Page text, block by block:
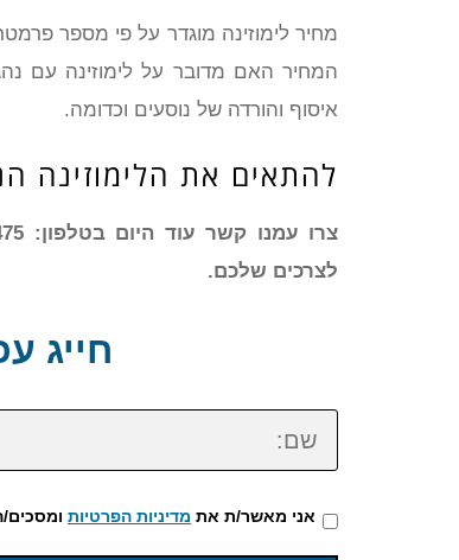
מחיר לימוזינה מוגדר על פי מספר
המחיר האם מדובר על לימוזינה עם
איסוף והורדה של נוסעים וכדומה.
להתאים את הלימוזינה
לצרכים שלכם.
חייג עכשיו:
שם:
אני מאשר/ת את מדיניות הפרטיות